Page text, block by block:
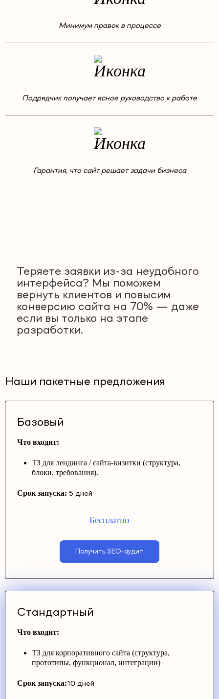
Минимум правок в процессе
Подрядчик получает ясное руководство к работе
Гарантия, что сайт решает задачи бизнеса
Теряете заявки из-за неудобного
интерфейса? Мы поможем
вернуть клиентов и повысим
конверсию сайта на 70% — даже
если вы только на этапе
разработки.
Наши пакетные предложения
Базовый
Что входит:
ТЗ для лендинга / сайта-визитки (структура,
блоки, требования).
Срок запуска: 5 дней
Бесплатно
Получить SEO-аудит
Стандартный
Что входит:
ТЗ для корпоративного сайта (структура,
прототипы, функционал, интеграции)
Срок запуска:10 дней